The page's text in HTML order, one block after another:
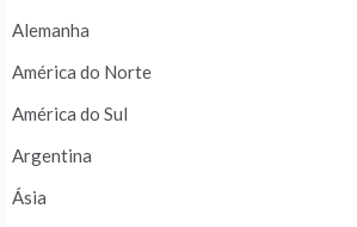
Alemanha
América do Norte
América do Sul
Argentina
Ásia